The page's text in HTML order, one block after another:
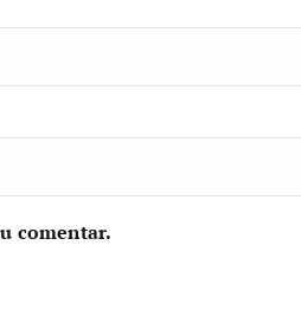
comentar.